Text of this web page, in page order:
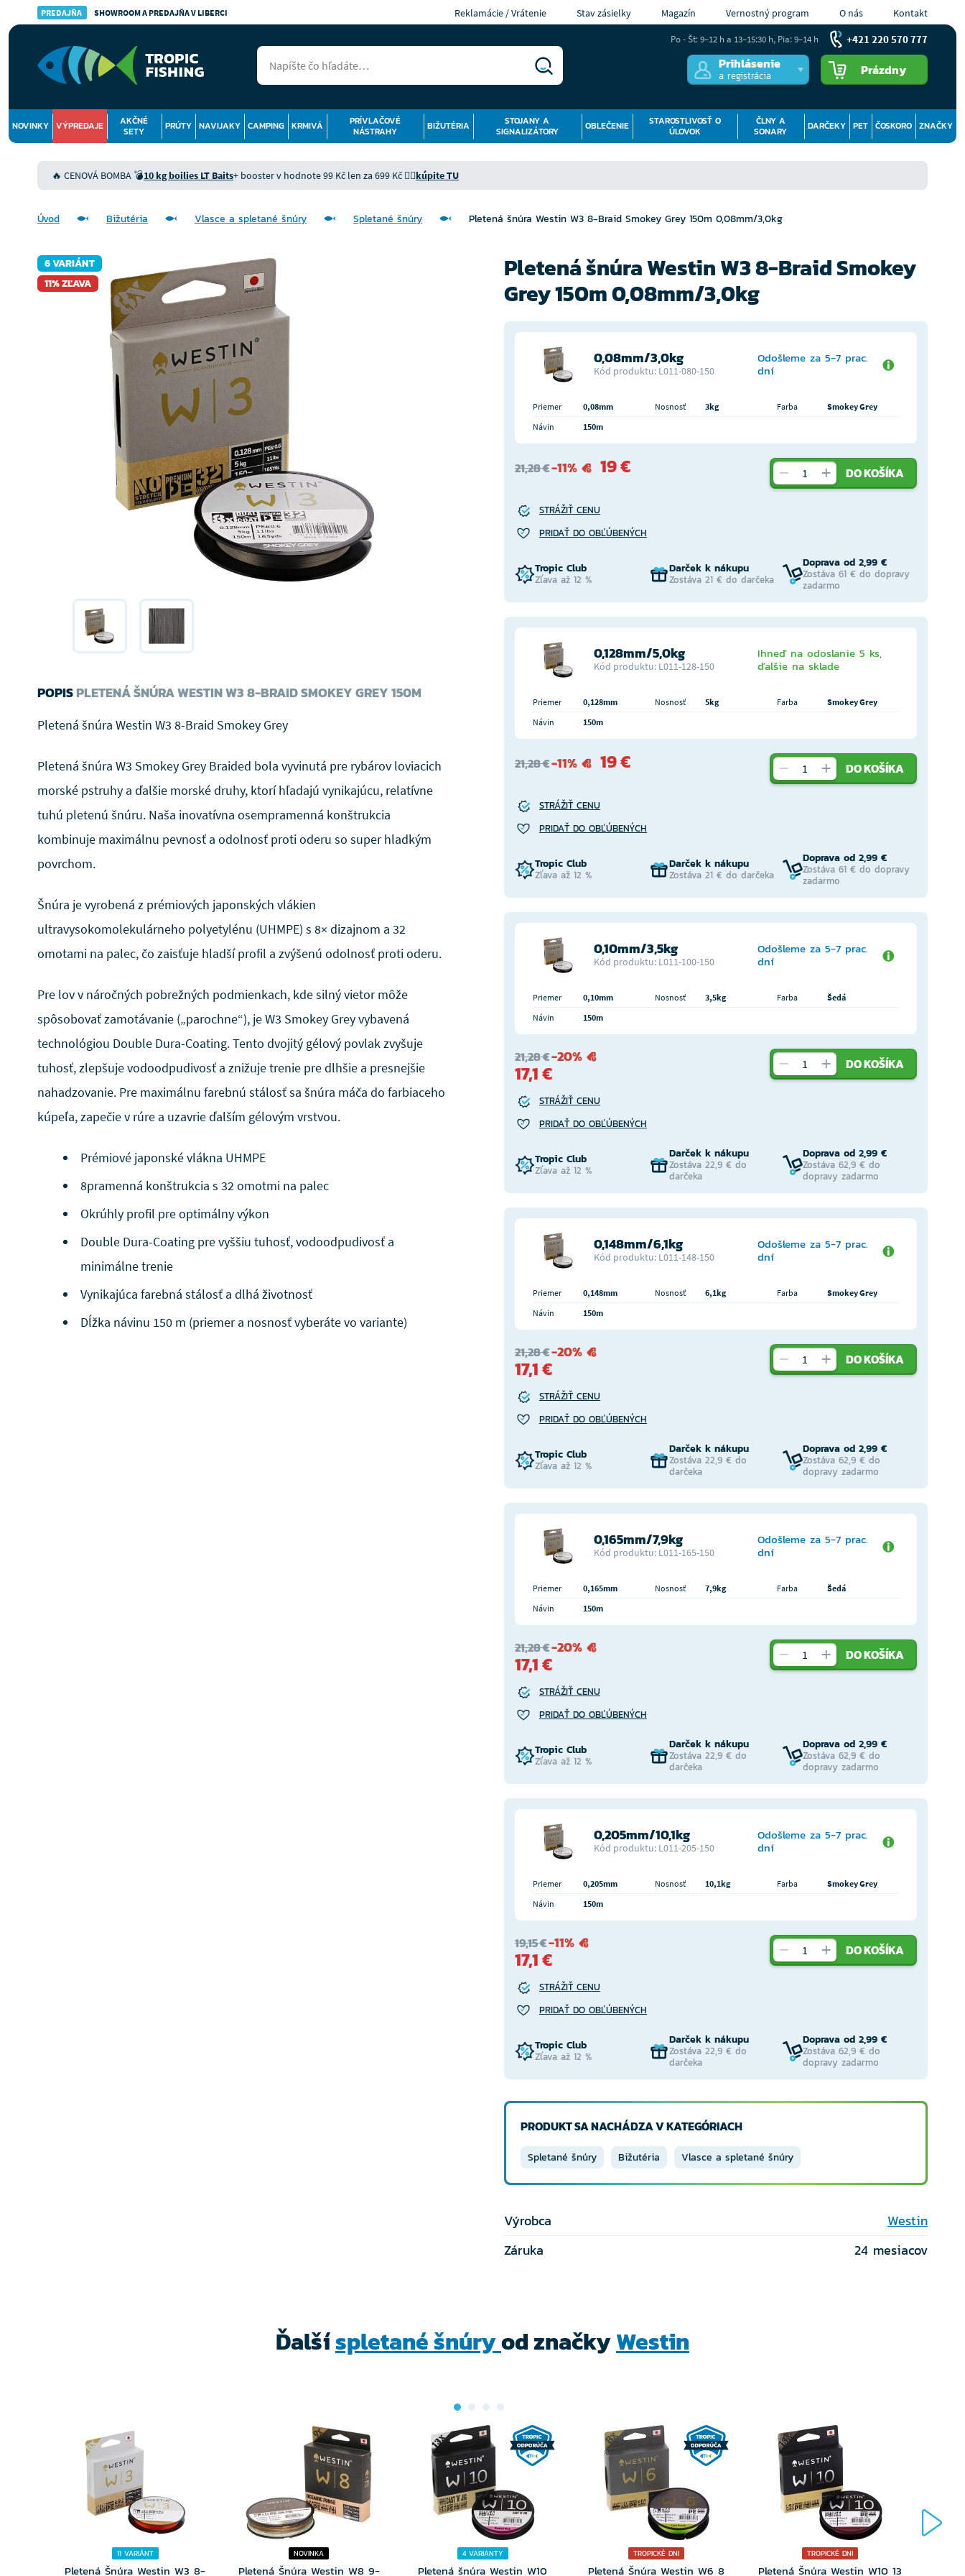
PREDAJŇA SHOWROOM A PREDAJŇA V LIBERCI Reklamácie / Vrátenie Stav zásielky Magazín Vernostný program O nás Kontakt
Prihlásenie
a registrácia Prázdny
NOVINKY VÝPREDAJE
AKČNÉ
SETY
PRÚTY NAVIJAKY CAMPING KRMIVÁ
PRÍVLAČOVÉ
NÁSTRAHY
BIŽUTÉRIA
STOJANY A
SIGNALIZÁTORY
OBLEČENIE
STAROSTLIVOSŤ O
ÚLOVOK
ČLNY A
SONARY
DARČEKY PET ČOSKORO ZNAČKY
Po - Št: 9–12 h a 13–15:30 h, Pia: 9–14 h +421 220 570 777
🔥 CENOVÁ BOMBA 💣10 kg boilies LT Baits+ booster v hodnote 99 Kč len za 699 Kč 👉🏻kúpite TU
Úvod Bižutéria Vlasce a spletané šnúry Spletané šnúry Pletená šnúra Westin W3 8-Braid Smokey Grey 150m 0,08mm/3,0kg
6 VARIÁNT
11% ZĽAVA
POPISPLETENÁ ŠNÚRA WESTIN W3 8-BRAID SMOKEY GREY 150M
Pletená šnúra Westin W3 8-Braid Smokey Grey
Pletená šnúra W3 Smokey Grey Braided bola vyvinutá pre rybárov loviacich
morské pstruhy a ďalšie morské druhy, ktorí hľadajú vynikajúcu, relatívne
tuhú pletenú šnúru. Naša inovatívna osempramenná konštrukcia
kombinuje maximálnu pevnosť a odolnosť proti oderu so super hladkým
povrchom.
Šnúra je vyrobená z prémiových japonských vlákien
ultravysokomolekulárneho polyetylénu (UHMPE) s 8× dizajnom a 32
omotami na palec, čo zaisťuje hladší profil a zvýšenú odolnosť proti oderu.
Pre lov v náročných pobrežných podmienkach, kde silný vietor môže
spôsobovať zamotávanie („parochne“), je W3 Smokey Grey vybavená
technológiou Double Dura-Coating. Tento dvojitý gélový povlak zvyšuje
tuhosť, zlepšuje vodoodpudivosť a znižuje trenie pre dlhšie a presnejšie
nahadzovanie. Pre maximálnu farebnú stálosť sa šnúra máča do farbiaceho
kúpeľa, zapečie v rúre a uzavrie ďalším gélovým vrstvou.
Prémiové japonské vlákna UHMPE
8pramenná konštrukcia s 32 omotmi na palec
Okrúhly profil pre optimálny výkon
Double Dura-Coating pre vyššiu tuhosť, vodoodpudivosť a
minimálne trenie
Vynikajúca farebná stálosť a dlhá životnosť
Dĺžka návinu 150 m (priemer a nosnosť vyberáte vo variante)
Pletená šnúra Westin W3 8-Braid Smokey
Grey 150m 0,08mm/3,0kg
0,08mm/3,0kg
Kód produktu: L011-080-150
Odošleme za 5-7 prac.
dní
Priemer 0,08mm Nosnosť 3kg Farba
Smokey Grey
Návin
150m
21,28 €-11% 19 € DO KOŠÍKA
STRÁŽIŤ CENU
PRIDAŤ DO OBĽÚBENÝCH
Tropic Club
Zľava až 12 %
Darček k nákupu
Zostáva 21 € do darčeka
Doprava od 2,99 €
Zostáva 61 € do dopravy
zadarmo
0,128mm/5,0kg
Kód produktu: L011-128-150
Ihneď na odoslanie 5 ks,
ďalšie na sklade
Priemer 0,128mm Nosnosť 5kg Farba
Smokey Grey
Návin
150m
21,28 €-11% 19 € DO KOŠÍKA
STRÁŽIŤ CENU
PRIDAŤ DO OBĽÚBENÝCH
Tropic Club
Zľava až 12 %
Darček k nákupu
Zostáva 21 € do darčeka
Doprava od 2,99 €
Zostáva 61 € do dopravy
zadarmo
0,10mm/3,5kg
Kód produktu: L011-100-150
Odošleme za 5-7 prac.
dní
Priemer 0,10mm Nosnosť 3,5kg Farba
Šedá
Návin
150m
21,28 €-20%
17,1 € DO KOŠÍKA
STRÁŽIŤ CENU
PRIDAŤ DO OBĽÚBENÝCH
Tropic Club
Zľava až 12 %
Darček k nákupu
Zostáva 22,9 € do
darčeka
Doprava od 2,99 €
Zostáva 62,9 € do
dopravy zadarmo
0,148mm/6,1kg
Kód produktu: L011-148-150
Odošleme za 5-7 prac.
dní
Priemer 0,148mm Nosnosť 6,1kg Farba
Smokey Grey
Návin
150m
21,28 €-20%
17,1 € DO KOŠÍKA
STRÁŽIŤ CENU
PRIDAŤ DO OBĽÚBENÝCH
Tropic Club
Zľava až 12 %
Darček k nákupu
Zostáva 22,9 € do
darčeka
Doprava od 2,99 €
Zostáva 62,9 € do
dopravy zadarmo
0,165mm/7,9kg
Kód produktu: L011-165-150
Odošleme za 5-7 prac.
dní
Priemer 0,165mm Nosnosť 7,9kg Farba
Šedá
Návin
150m
21,28 €-20%
17,1 € DO KOŠÍKA
STRÁŽIŤ CENU
PRIDAŤ DO OBĽÚBENÝCH
Tropic Club
Zľava až 12 %
Darček k nákupu
Zostáva 22,9 € do
darčeka
Doprava od 2,99 €
Zostáva 62,9 € do
dopravy zadarmo
0,205mm/10,1kg
Kód produktu: L011-205-150
Odošleme za 5-7 prac.
dní
Priemer 0,205mm Nosnosť 10,1kg Farba
Smokey Grey
Návin
150m
19,15 €-11%
17,1 € DO KOŠÍKA
STRÁŽIŤ CENU
PRIDAŤ DO OBĽÚBENÝCH
Tropic Club
Zľava až 12 %
Darček k nákupu
Zostáva 22,9 € do
darčeka
Doprava od 2,99 €
Zostáva 62,9 € do
dopravy zadarmo
PRODUKT SA NACHÁDZA V KATEGÓRIACH
Spletané šnúry Bižutéria Vlasce a spletané šnúry
Výrobca
Westin
Záruka
24 mesiacov
Ďalšíspletané šnúryod značkyWestin
11 VARIÁNT
Pletená Šnúra Westin W3 8-
NOVINKA
Pletená Šnúra Westin W8 9-
4 VARIANTY
Pletená šnúra Westin W10
TROPICKÉ DNI
Pletená Šnúra Westin W6 8
TROPICKÉ DNI
Pletená Šnúra Westin W10 13